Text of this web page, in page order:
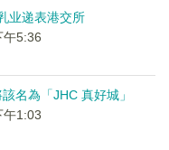
业递表港交所
午5:36
名為「JHC 真好城」
午1:03